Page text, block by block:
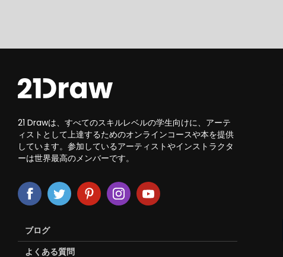
21 Drawは、すべてのスキルレベルの学生向けに、アーテ
ィストとして上達するためのオンラインコースや本を提供
しています。参加しているアーティストやインストラクタ
ーは世界最高のメンバーです。
ブログ
よくある質問